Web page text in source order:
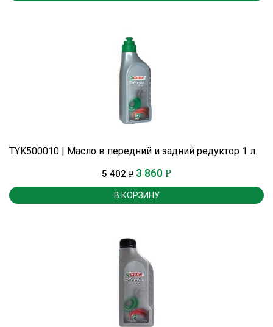
TYK500010 | Масло в передний и задний редуктор 1 л.
5 402Р 3 860 Р
В КОРЗИНУ